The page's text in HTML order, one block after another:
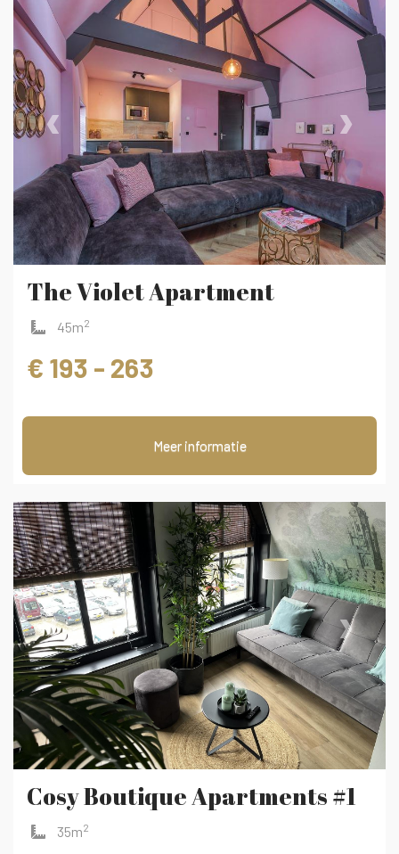
‹ ›
The Violet Apartment
45m2
€ 193 - 263
Meer informatie
‹ ›
Cosy Boutique Apartments #1
35m2